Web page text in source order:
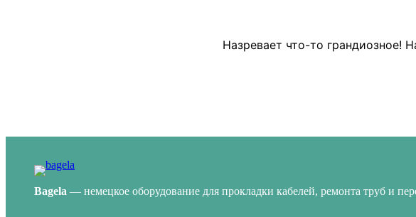
Назревает что-то грандиозное!
Bagela — немецкое оборудование для прокладки кабелей, ремонта труб и